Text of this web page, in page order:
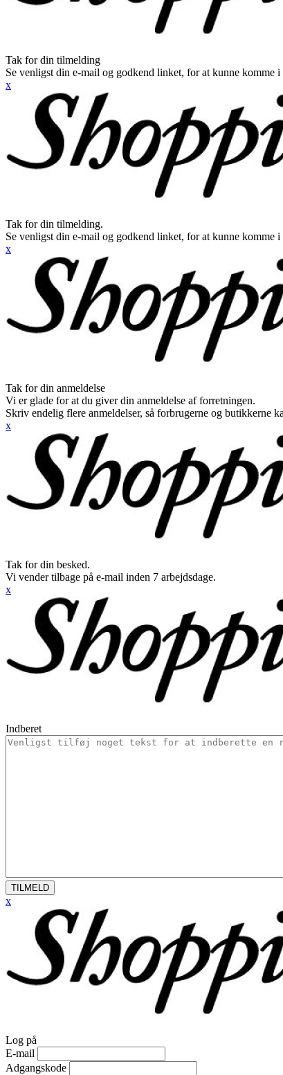
Tak for din tilmelding
Se venligst din e-mail og godkend linket, for at kunne komme i
x
Tak for din tilmelding.
Se venligst din e-mail og godkend linket, for at kunne komme i
x
Tak for din anmeldelse
Vi er glade for at du giver din anmeldelse af forretningen.
Skriv endelig flere anmeldelser, så forbrugerne og butikkerne
x
Tak for din besked.
Vi vender tilbage på e-mail inden 7 arbejdsdage.
x
Indberet
TILMELD
x
Log på
E-mail
Adgangskode